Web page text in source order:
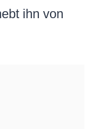
ihn von